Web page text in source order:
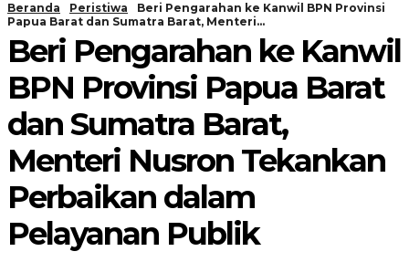
Beranda Peristiwa
Beri Pengarahan ke Kanwil BPN Provinsi
Papua Barat dan Sumatra Barat, Menteri...
Beri Pengarahan ke Kanwil
BPN Provinsi Papua Barat
dan Sumatra Barat,
Menteri Nusron Tekankan
Perbaikan dalam
Pelayanan Publik